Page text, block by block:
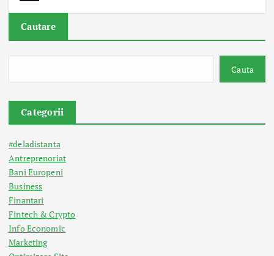
Cautare
Cauta
Categorii
#deladistanta
Antreprenoriat
Bani Europeni
Business
Finantari
Fintech & Crypto
Info Economic
Marketing